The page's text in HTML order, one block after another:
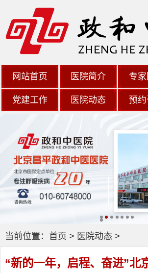
网站首页 医院简介 专
党建工作 医院动态 预
当前位置： 首页 > 医院动态>
“新的一年，启程、奋进”北